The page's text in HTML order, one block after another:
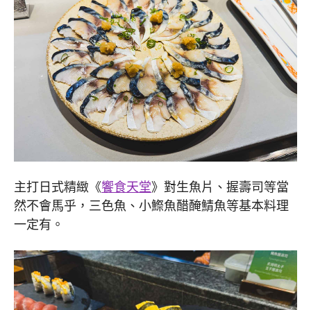
主打日式精緻《饗食天堂》對生魚片、握壽司等當
然不會馬乎，三色魚、小鰶魚醋醃鯖魚等基本料理
一定有。